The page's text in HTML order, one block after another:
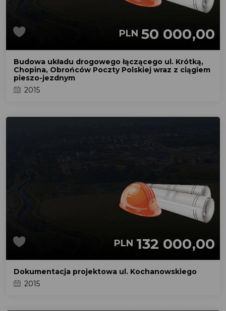
PLN 50 000,00
Budowa układu drogowego łączącego ul. Krótką,
Chopina, Obrońców Poczty Polskiej wraz z ciągiem
pieszo-jezdnym
2015
PLN 132 000,00
Dokumentacja projektowa ul. Kochanowskiego
2015